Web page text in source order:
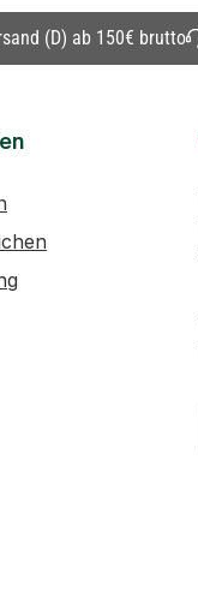
(D) ab 150€ brutto